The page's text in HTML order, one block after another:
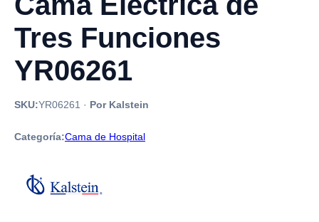
Tres Funciones
YR06261
SKU:YR06261 · Por Kalstein
Categoría:Cama de Hospital